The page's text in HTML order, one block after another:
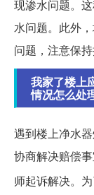
现渗水问题。
水问题。此外
问题，注意保
我家了楼上
情况怎么处
遇到楼上净水
协商解决赔偿
师起诉解决。